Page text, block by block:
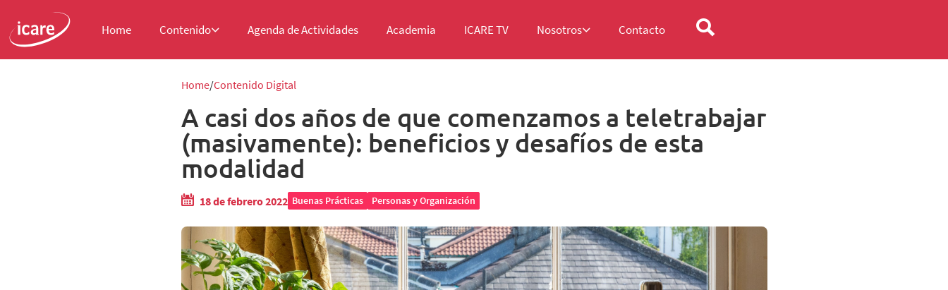
Home Contenido Agenda de Actividades Academia ICARE TV Nosotros Contacto
Home Contenido Digital
A casi dos años de que comenzamos a teletrabajar
(masivamente): beneficios y desafíos de esta
modalidad
18 de febrero 2022 Buenas Prácticas Personas y Organización